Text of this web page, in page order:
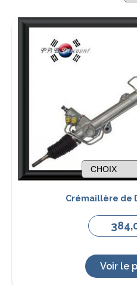
Crémaillère de
Voir le